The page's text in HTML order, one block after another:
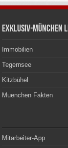
Exklusiv-München
Immobilien
Tegernsee
Kitzbühel
Muenchen Fakten
Mitarbeiter-App